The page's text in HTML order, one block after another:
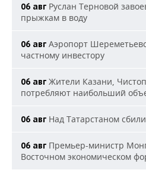
06 авг Руслан Терновой
прыжкам в воду
06 авг Аэропорт
частному инвестору
06 авг Жители Казани,
потребляют наибольший
06 авг Над Татарстаном
06 авг Премьер-министр
Восточном экономическом